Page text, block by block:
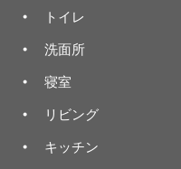
トイレ
洗面所
寝室
リビング
キッチン